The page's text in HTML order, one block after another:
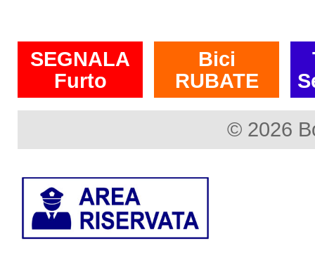
SEGNALA
Furto
Bici
RUBATE
© 2026